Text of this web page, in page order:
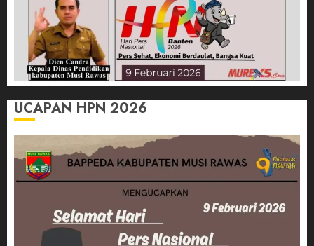
UCAPAN HPN 2026